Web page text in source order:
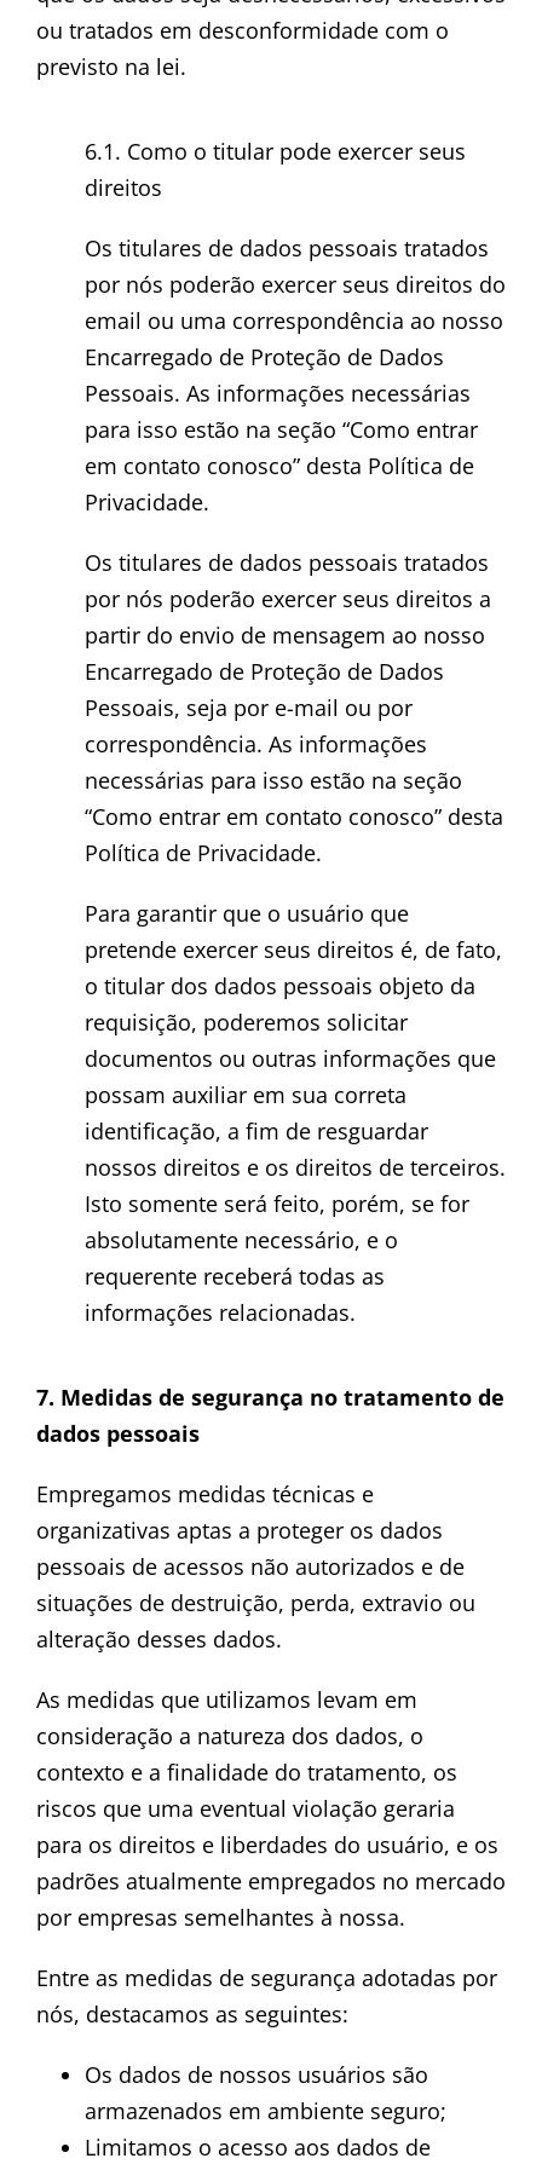
ou tratados em desconformidade com o
previsto na lei.
6.1. Como o titular pode exercer seus
direitos
Os titulares de dados pessoais tratados
por nós poderão exercer seus direitos do
email ou uma correspondência ao nosso
Encarregado de Proteção de Dados
Pessoais. As informações necessárias
para isso estão na seção “Como entrar
em contato conosco” desta Política de
Privacidade.
Os titulares de dados pessoais tratados
por nós poderão exercer seus direitos a
partir do envio de mensagem ao nosso
Encarregado de Proteção de Dados
Pessoais, seja por e-mail ou por
correspondência. As informações
necessárias para isso estão na seção
“Como entrar em contato conosco” desta
Política de Privacidade.
Para garantir que o usuário que
pretende exercer seus direitos é, de fato,
o titular dos dados pessoais objeto da
requisição, poderemos solicitar
documentos ou outras informações que
possam auxiliar em sua correta
identificação, a fim de resguardar
nossos direitos e os direitos de terceiros.
Isto somente será feito, porém, se for
absolutamente necessário, e o
requerente receberá todas as
informações relacionadas.
7. Medidas de segurança no tratamento de
dados pessoais
Empregamos medidas técnicas e
organizativas aptas a proteger os dados
pessoais de acessos não autorizados e de
situações de destruição, perda, extravio ou
alteração desses dados.
As medidas que utilizamos levam em
consideração a natureza dos dados, o
contexto e a finalidade do tratamento, os
riscos que uma eventual violação geraria
para os direitos e liberdades do usuário, e os
padrões atualmente empregados no mercado
por empresas semelhantes à nossa.
Entre as medidas de segurança adotadas por
nós, destacamos as seguintes:
Os dados de nossos usuários são
armazenados em ambiente seguro;
Limitamos o acesso aos dados de